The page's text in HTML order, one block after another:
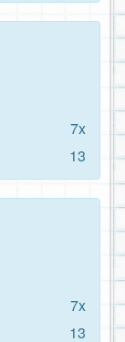
7x
13
7x
13